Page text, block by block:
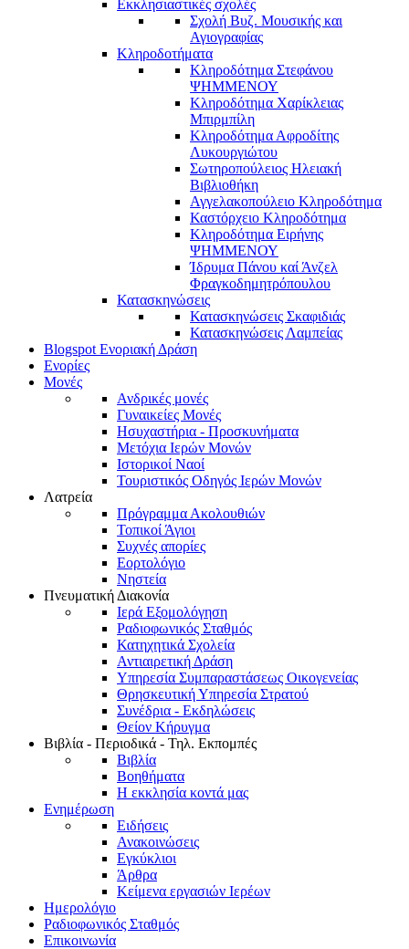
Εκκλησιαστικές σχολές
Σχολή Βυζ. Μουσικής και
Αγιογραφίας
Κληροδοτήματα
Κληροδότημα Στεφάνου
ΨΗΜΜΕΝΟΥ
Κληροδότημα Χαρίκλειας
Μπιρμπίλη
Κληροδότημα Αφροδίτης
Λυκουργιώτου
Σωτηροπούλειος Ηλειακή
Βιβλιοθήκη
Αγγελακοπούλειο Κληροδότημα
Καστόρχειο Κληροδότημα
Κληροδότημα Ειρήνης
ΨΗΜΜΕΝΟΥ
Ίδρυμα Πάνου καί Άνζελ
Φραγκοδημητρόπουλου
Κατασκηνώσεις
Κατασκηνώσεις Σκαφιδιάς
Κατασκηνώσεις Λαμπείας
Blogspot Ενοριακή Δράση
Ενορίες
Μονές
Ανδρικές μονές
Γυναικείες Μονές
Ησυχαστήρια - Προσκυνήματα
Μετόχια Ιερών Μονών
Ιστορικοί Ναοί
Τουριστικός Οδηγός Ιερών Μονών
Λατρεία
Πρόγραμμα Ακολουθιών
Τοπικοί Άγιοι
Συχνές απορίες
Εορτολόγιο
Νηστεία
Πνευματική Διακονία
Ιερά Εξομολόγηση
Ραδιοφωνικός Σταθμός
Κατηχητικά Σχολεία
Αντιαιρετική Δράση
Υπηρεσία Συμπαραστάσεως Οικογενείας
Θρησκευτική Υπηρεσία Στρατού
Συνέδρια - Εκδηλώσεις
Θείον Κήρυγμα
Βιβλία - Περιοδικά - Τηλ. Εκπομπές
Βιβλία
Βοηθήματα
Η εκκλησία κοντά μας
Ενημέρωση
Ειδήσεις
Ανακοινώσεις
Εγκύκλιοι
Άρθρα
Κείμενα εργασιών Ιερέων
Ημερολόγιο
Ραδιοφωνικός Σταθμός
Επικοινωνία